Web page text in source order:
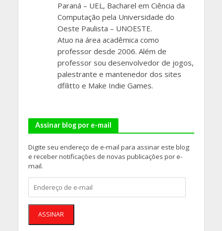
Paraná – UEL, Bacharel em Ciência da
Computação pela Universidade do
Oeste Paulista – UNOESTE.
Atuo na área acadêmica como
professor desde 2006. Além de
professor sou desenvolvedor de jogos,
palestrante e mantenedor dos sites
dfilitto e Make Indie Games.
Assinar blog por e-mail
Digite seu endereço de e-mail para assinar este blog
e receber notificações de novas publicações por e-
mail.
de
e-
ASSINAR